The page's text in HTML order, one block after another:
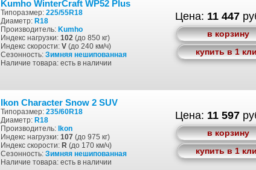
Kumho WinterCraft WP52 Plus
Типоразмер: 225/55R18
Диаметр: R18
Производитель: Kumho
Индекс нагрузки: 102 (до 850 кг)
Индекс скорости: V (до 240 км/ч)
Сезонность: Зимняя нешипованная
Наличие товара: есть в наличии
Цена: 11 447
в корзину
купить в 1
Ikon Character Snow 2 SUV
Типоразмер: 235/60R18
Диаметр: R18
Производитель: Ikon
Индекс нагрузки: 107 (до 975 кг)
Индекс скорости: R (до 170 км/ч)
Сезонность: Зимняя нешипованная
Наличие товара: есть в наличии
Цена: 11 597
в корзину
купить в 1